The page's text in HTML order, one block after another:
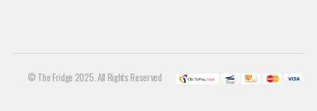
© The Fridge 2025. All Rights Reserved